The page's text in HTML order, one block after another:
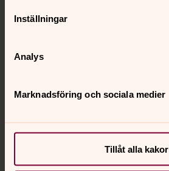
Inställningar
Analys
Marknadsföring och sociala medier
Tillåt alla kakor
Bilder